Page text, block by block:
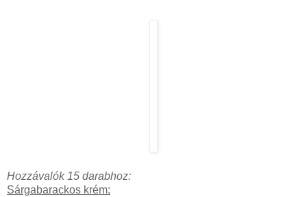
Hozzávalók 15 darabhoz:
Sárgabarackos krém: